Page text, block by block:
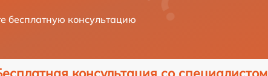
бесплатную консультацию
консультация со специалистом